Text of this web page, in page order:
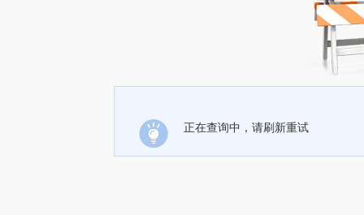
正在查询中，请刷新重试